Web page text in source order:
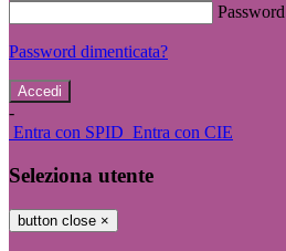
Password
Password dimenticata?
-
Entra con SPID Entra con CIE
Seleziona utente
button close ×